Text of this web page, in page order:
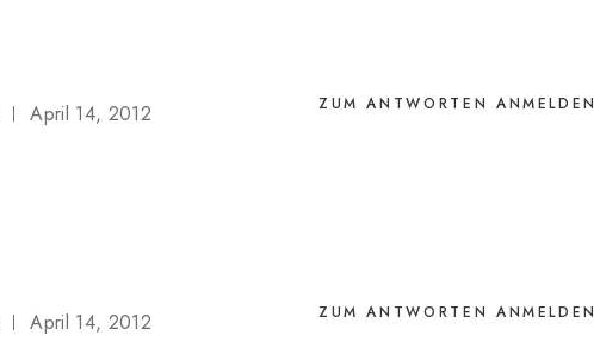
April 14, 2012
ZUM ANTWORTEN ANMELDEN
April 14, 2012
ZUM ANTWORTEN ANMELDEN